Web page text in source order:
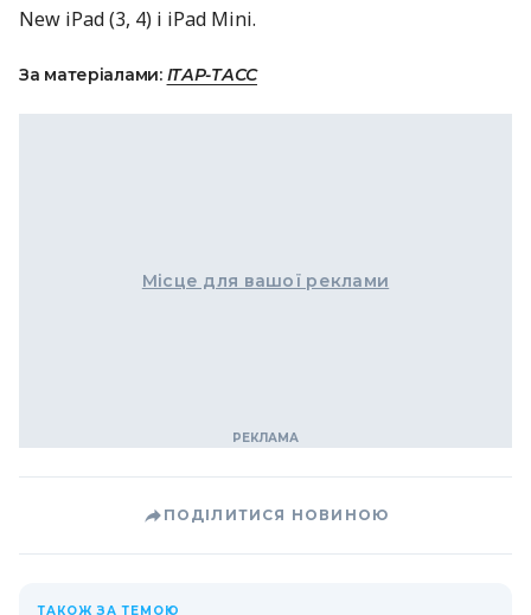
New iPad (3, 4) і iPad Mini.
За матеріалами: ІТАР-ТАСС
Місце для вашої реклами
ПОДІЛИТИСЯ НОВИНОЮ
ТАКОЖ ЗА ТЕМОЮ